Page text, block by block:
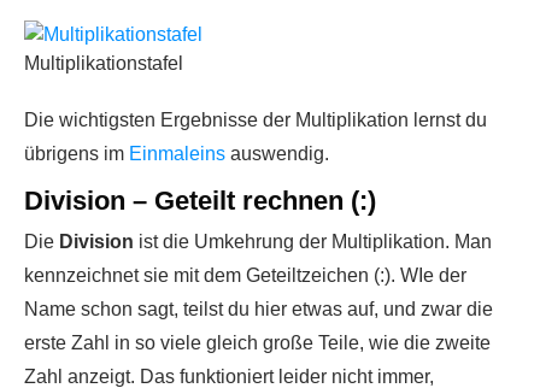
Multiplikationstafel
Die wichtigsten Ergebnisse der Multiplikation lernst du
übrigens im Einmaleins auswendig.
Division – Geteilt rechnen (:)
Die Division ist die Umkehrung der Multiplikation. Man
kennzeichnet sie mit dem Geteiltzeichen (:). WIe der
Name schon sagt, teilst du hier etwas auf, und zwar die
erste Zahl in so viele gleich große Teile, wie die zweite
Zahl anzeigt. Das funktioniert leider nicht immer,